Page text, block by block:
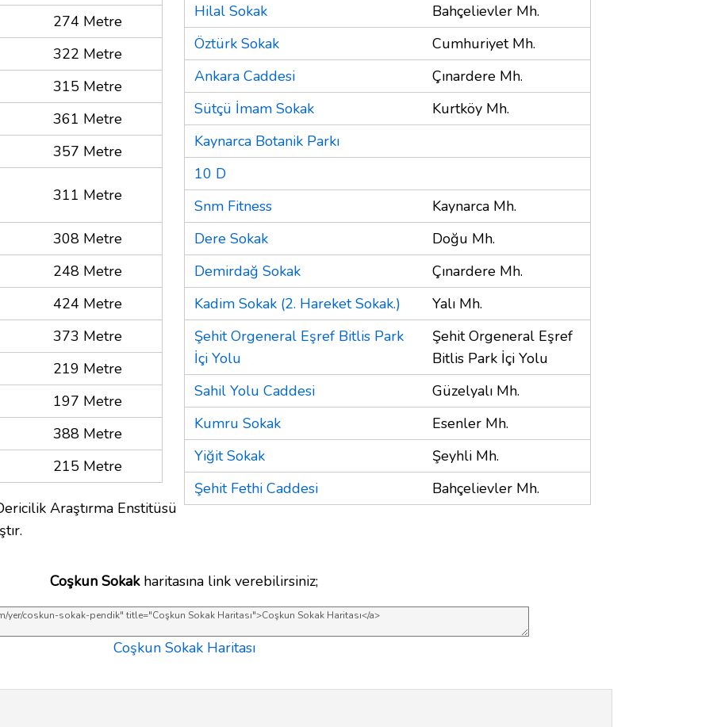
274 Metre
322 Metre
315 Metre
361 Metre
357 Metre
311 Metre
308 Metre
248 Metre
424 Metre
373 Metre
219 Metre
197 Metre
388 Metre
215 Metre
Araştırma Enstitüsü
Hilal Sokak
Bahçelievler Mh.
Öztürk Sokak
Cumhuriyet Mh.
Ankara Caddesi
Çınardere Mh.
Sütçü İmam Sokak
Kurtköy Mh.
Kaynarca Botanik Parkı
10 D
Snm Fitness
Kaynarca Mh.
Dere Sokak
Doğu Mh.
Demirdağ Sokak
Çınardere Mh.
Kadim Sokak (2. Hareket Sokak.)
Yalı Mh.
Şehit Orgeneral Eşref Bitlis Park
İçi Yolu
Şehit Orgeneral Eşref
Bitlis Park İçi Yolu
Sahil Yolu Caddesi
Güzelyalı Mh.
Kumru Sokak
Esenler Mh.
Yiğit Sokak
Şeyhli Mh.
Şehit Fethi Caddesi
Bahçelievler Mh.
Coşkun Sokakharitasına link verebilirsiniz;
Coşkun Sokak Haritası